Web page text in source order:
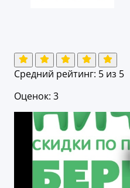
Средний рейтинг: 5 из 5
Оценок: 3